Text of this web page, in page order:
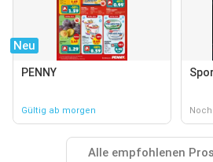
Neu
PENNY
Gültig ab morgen
Alle empfohlenen